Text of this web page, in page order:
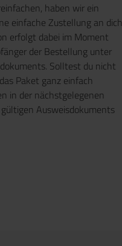
haben wir ein
einfache Zustellung an dich
erfolgt dabei im Moment
der Bestellung unter
Solltest du nicht
Paket ganz einfach
in der nächstgelegenen
Ausweisdokuments